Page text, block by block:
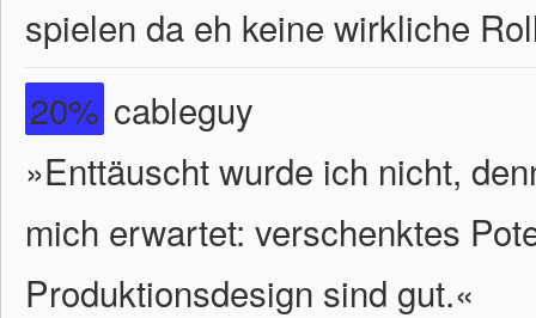
spielen da eh keine wirkliche
20% cableguy
»Enttäuscht wurde ich nicht,
mich erwartet: verschenktes
Produktionsdesign sind gut.«